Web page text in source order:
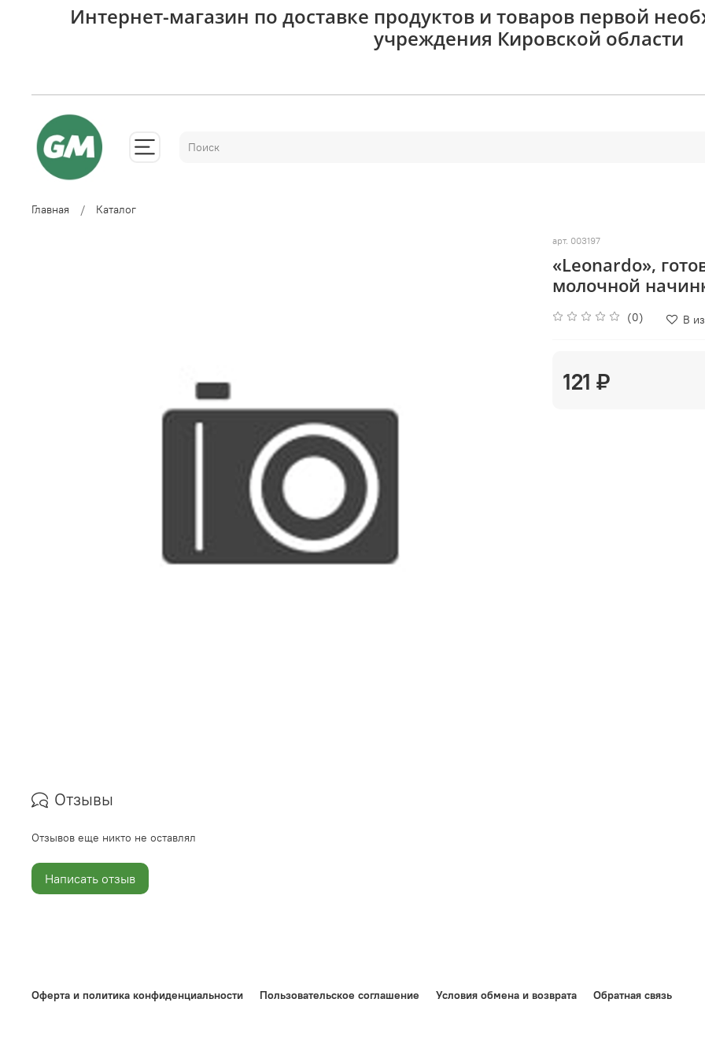
Интернет-магазин по доставке продуктов и товаров первой
учреждения Кировской области
Главная Каталог
арт. 003197
«Leonardo»,
молочной
(0) В
121 ₽
Отзывы
Отзывов еще никто не оставлял
Написать отзыв
Оферта и политика конфиденциальности Пользовательское соглашение Условия обмена и возврата Обратная связь